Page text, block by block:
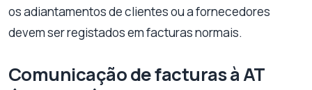
os adiantamentos de clientes ou a fornecedores
devem ser registados em facturas normais.
Comunicação de facturas à AT